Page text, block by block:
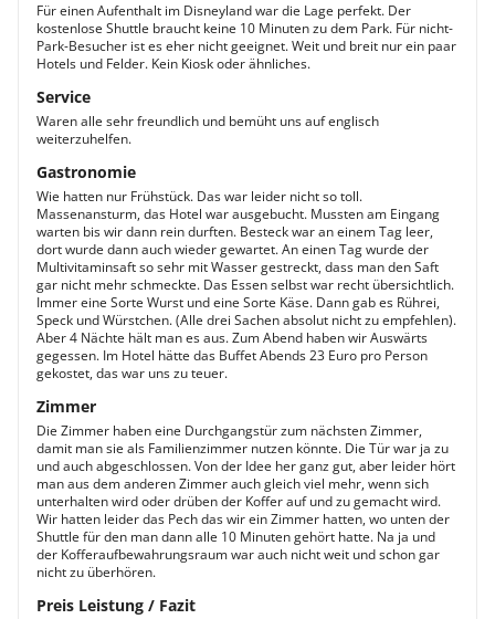
Für einen Aufenthalt im Disneyland war die Lage perfekt. Der
kostenlose Shuttle braucht keine 10 Minuten zu dem Park. Für nicht-
Park-Besucher ist es eher nicht geeignet. Weit und breit nur ein paar
Hotels und Felder. Kein Kiosk oder ähnliches.
Service
Waren alle sehr freundlich und bemüht uns auf englisch
weiterzuhelfen.
Gastronomie
Wie hatten nur Frühstück. Das war leider nicht so toll.
Massenansturm, das Hotel war ausgebucht. Mussten am Eingang
warten bis wir dann rein durften. Besteck war an einem Tag leer,
dort wurde dann auch wieder gewartet. An einen Tag wurde der
Multivitaminsaft so sehr mit Wasser gestreckt, dass man den Saft
gar nicht mehr schmeckte. Das Essen selbst war recht übersichtlich.
Immer eine Sorte Wurst und eine Sorte Käse. Dann gab es Rührei,
Speck und Würstchen. (Alle drei Sachen absolut nicht zu empfehlen).
Aber 4 Nächte hält man es aus. Zum Abend haben wir Auswärts
gegessen. Im Hotel hätte das Buffet Abends 23 Euro pro Person
gekostet, das war uns zu teuer.
Zimmer
Die Zimmer haben eine Durchgangstür zum nächsten Zimmer,
damit man sie als Familienzimmer nutzen könnte. Die Tür war ja zu
und auch abgeschlossen. Von der Idee her ganz gut, aber leider hört
man aus dem anderen Zimmer auch gleich viel mehr, wenn sich
unterhalten wird oder drüben der Koffer auf und zu gemacht wird.
Wir hatten leider das Pech das wir ein Zimmer hatten, wo unten der
Shuttle für den man dann alle 10 Minuten gehört hatte. Na ja und
der Kofferaufbewahrungsraum war auch nicht weit und schon gar
nicht zu überhören.
Preis Leistung / Fazit